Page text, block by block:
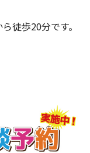
徒歩20分です。